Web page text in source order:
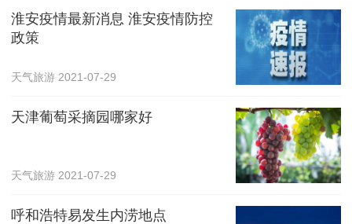
淮安疫情最新消息 淮安疫情防控
政策
天气旅游 2021-07-29
天津葡萄采摘园哪家好
天气旅游 2021-07-29
呼和浩特易发生内涝地点